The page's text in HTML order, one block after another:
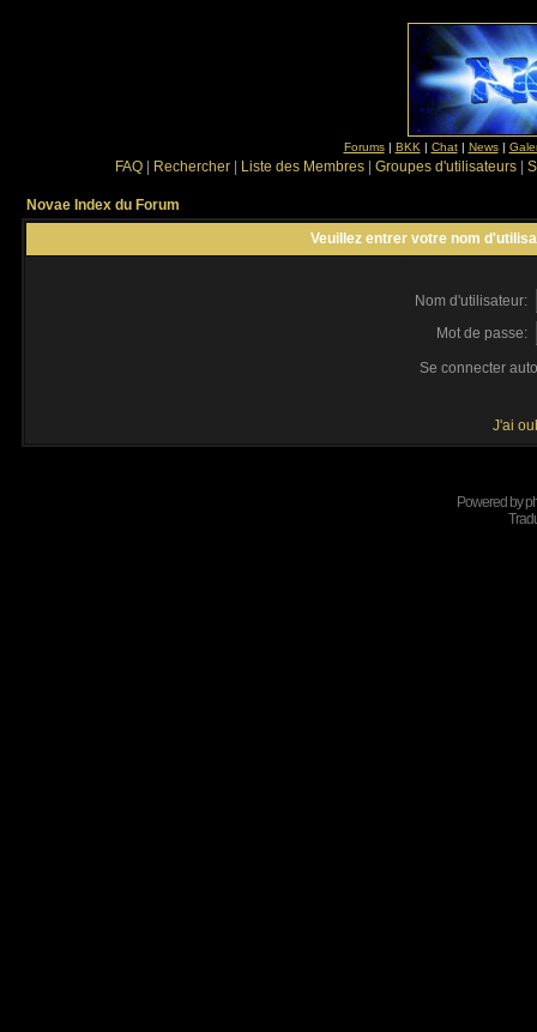
Forums| BKK | Chat| News|
FAQ Rechercher Liste des Membres Groupes d'utilisateurs
Novae Index du Forum
Veuillez entrer votre nom
Nom d'utilisateur:
Mot de passe:
Se connecter
J'ai
Powered by